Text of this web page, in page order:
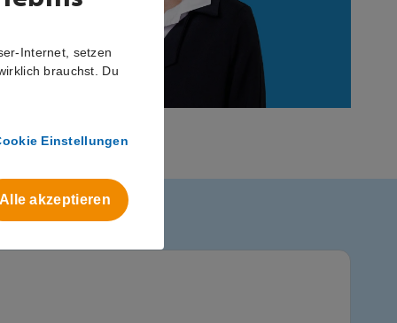
Internet, setzen
brauchst. Du
Einstellungen
Alle akzeptieren